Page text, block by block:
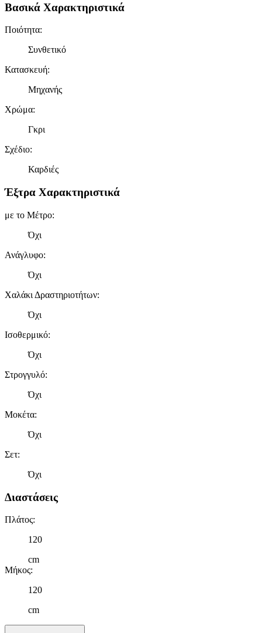
Βασικά Χαρακτηριστικά
Ποιότητα:
Συνθετικό
Κατασκευή:
Μηχανής
Χρώμα:
Γκρι
Σχέδιο:
Καρδιές
Έξτρα Χαρακτηριστικά
με το Μέτρο:
Όχι
Ανάγλυφο:
Όχι
Χαλάκι Δραστηριοτήτων:
Όχι
Ισοθερμικό:
Όχι
Στρογγυλό:
Όχι
Μοκέτα:
Όχι
Σετ:
Όχι
Διαστάσεις
Πλάτος:
120
cm
Μήκος:
120
cm